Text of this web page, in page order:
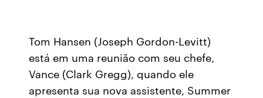
Tom Hansen (Joseph Gordon-Levitt)
está em uma reunião com seu chefe,
Vance (Clark Gregg), quando ele
apresenta sua nova assistente, Summer